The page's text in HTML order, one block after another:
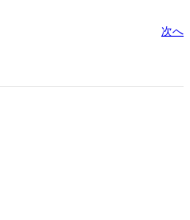
次へ